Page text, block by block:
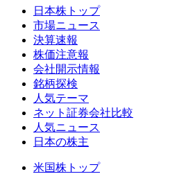
日本株トップ
市場ニュース
決算速報
株価注意報
会社開示情報
銘柄探検
人気テーマ
ネット証券会社比較
人気ニュース
日本の株主
米国株トップ